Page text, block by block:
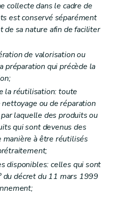
collecte dans le cadre de
est conservé séparément
de sa nature afin de faciliter
de valorisation ou
préparation qui précède la
la réutilisation: toute
ou de réparation
laquelle des produits ou
qui sont devenus des
manière à être réutilisés
disponibles: celles qui sont
du décret du 11 mars 1999